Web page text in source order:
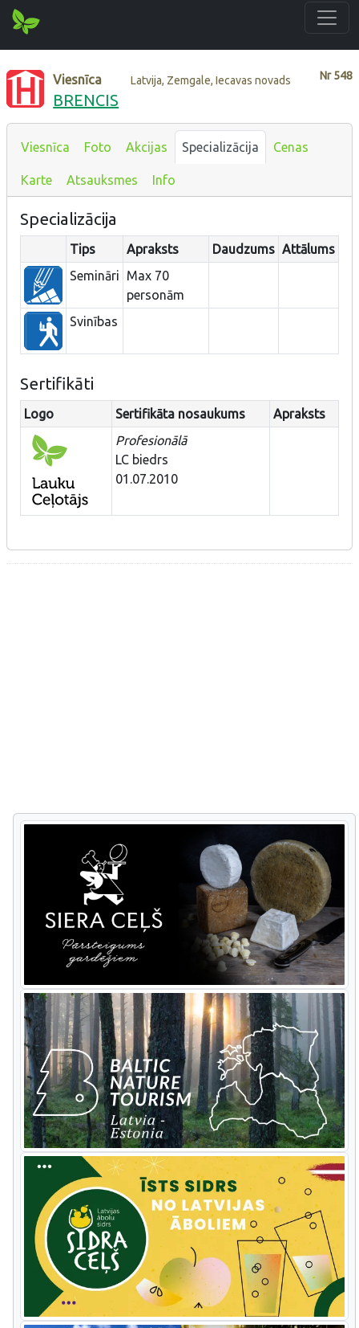
Nr548
Viesnīca Latvija, Zemgale, Iecavas novads
BRENCIS
Viesnīca Foto Akcijas Specializācija Cenas
Karte Atsauksmes Info
Specializācija
Tips Apraksts Daudzums Attālums
Semināri
Max 70
personām
Svinības
Sertifikāti
Logo Sertifikāta nosaukums
Apraksts
Profesionālā
LC biedrs
01.07.2010